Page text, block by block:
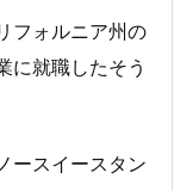
フォルニア州の
に就職したそう
ースイースタン